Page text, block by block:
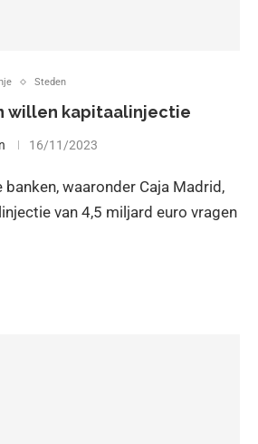
Steden
willen kapitaalinjectie
16/11/2023
banken, waaronder Caja Madrid,
van 4,5 miljard euro vragen